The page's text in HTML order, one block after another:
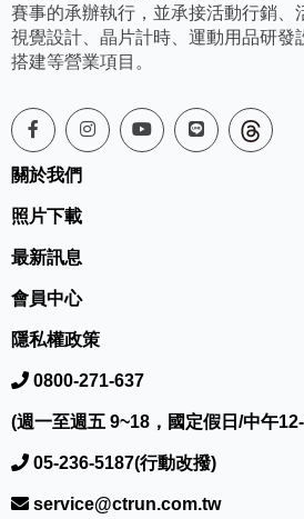
賽事的承辦執行，並承接活動行銷、
視覺設計、晶片計時、運動用品研發
搭建等營業項目。
關於我們
照片下載
最新訊息
會員中心
隱私權政策
0800-271-637
(週一至週五 9~18，國定假日/中午
05-236-5187(行動改撥)
service@ctrun.com.tw